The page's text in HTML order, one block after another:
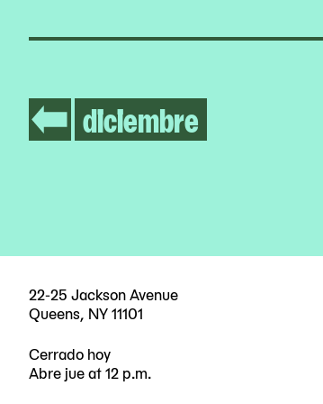
diciembre
22-25 Jackson Avenue
Queens, NY 11101
Cerrado hoy
Abre jue at 12 p.m.